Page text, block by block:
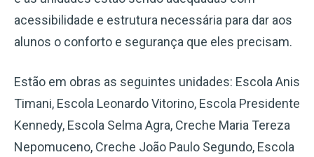
acessibilidade e estrutura necessária para dar aos
alunos o conforto e segurança que eles precisam.
Estão em obras as seguintes unidades: Escola Anis
Timani, Escola Leonardo Vitorino, Escola Presidente
Kennedy, Escola Selma Agra, Creche Maria Tereza
Nepomuceno, Creche João Paulo Segundo, Escola